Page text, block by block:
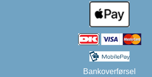
Bankoverførsel